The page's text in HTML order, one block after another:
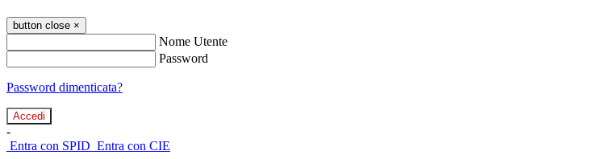
button close ×
Nome Utente
Password
Password dimenticata?
-
Entra con SPID Entra con CIE